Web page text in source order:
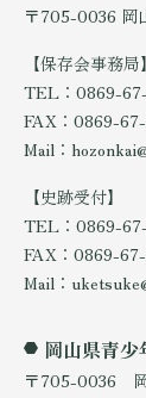
〒705-0036 岡
【保存会事務局】
TEL：0869-
FAX：0869-
Mail：
【史跡受付】
TEL：0869-
FAX：0869-
Mail：
岡山県青
〒705-0036